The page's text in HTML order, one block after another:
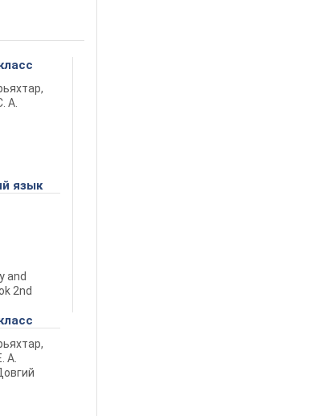
А.
язык
and
2nd
А.